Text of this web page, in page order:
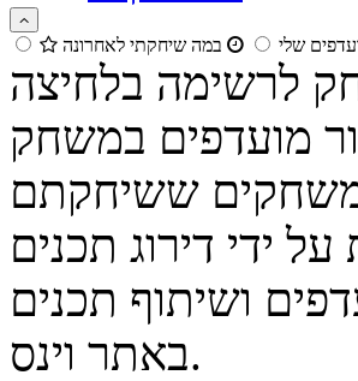
שלי במה שיחקתי לאחרונה
לרשימה בלחיצה
ידי דירוג תכנים
ושיתוף תכנים
באתר וינס.